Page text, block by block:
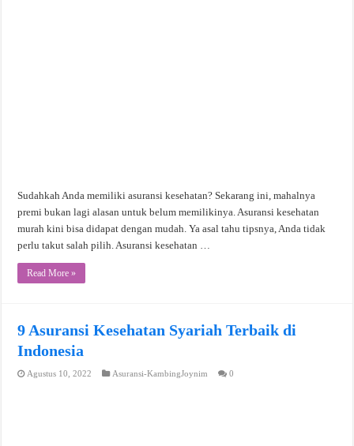
Sudahkah Anda memiliki asuransi kesehatan? Sekarang ini, mahalnya
premi bukan lagi alasan untuk belum memilikinya. Asuransi kesehatan
murah kini bisa didapat dengan mudah. Ya asal tahu tipsnya, Anda tidak
perlu takut salah pilih. Asuransi kesehatan …
Read More »
9 Asuransi Kesehatan Syariah Terbaik di
Indonesia
Agustus 10, 2022 Asuransi-KambingJoynim 0